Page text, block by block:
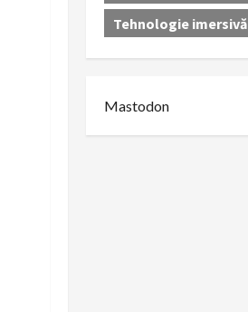
Tehnologie imersivă
Mastodon